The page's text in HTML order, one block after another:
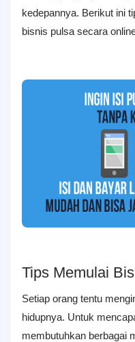
kedepannya. Berikut ini
bisnis pulsa secara
Tips Memulai
Setiap orang tentu
hidupnya. Untuk
membutuhkan berbagai